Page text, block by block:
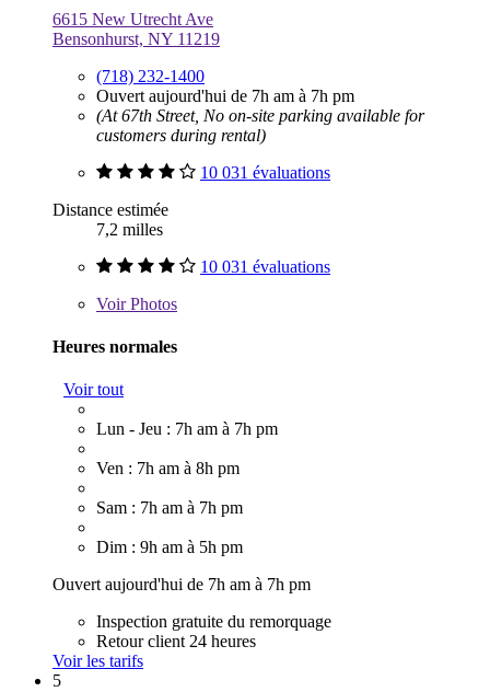
6615 New Utrecht Ave
Bensonhurst, NY 11219
(718) 232-1400
Ouvert aujourd'hui de 7h am à 7h pm
(At 67th Street, No on-site parking available for
customers during rental)
10 031 évaluations
Distance estimée
7,2 milles
10 031 évaluations
VoirPhotos
Heures normales
Voir tout
Lun - Jeu : 7h am à 7h pm
Ven : 7h am à 8h pm
Sam : 7h am à 7h pm
Dim : 9h am à 5h pm
Ouvert aujourd'hui de 7h am à 7h pm
Inspection gratuite du remorquage
Retour client 24 heures
Voir les tarifs
5